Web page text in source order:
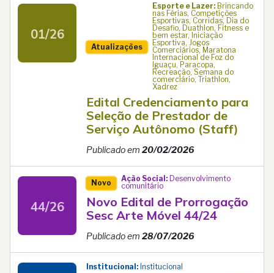
01/26
Atualizações
Esporte e Lazer:Brincando
nas Férias, Competições
Esportivas, Corridas, Dia do
Desafio, Duathlon, Fitness e
bem estar, Iniciação
Esportiva, Jogos
Comerciários, Maratona
Internacional de Foz do
Iguaçu, Paracopa,
Recreação, Semana do
comerciário, Triathlon,
Xadrez
Edital Credenciamento para
Seleção de Prestador de
Serviço Autônomo (Staff)
Publicado em 20/02/2026
44/26
Novo Ação Social:Desenvolvimento
comunitário
Novo Edital de Prorrogação
Sesc Arte Móvel 44/24
Publicado em 28/07/2026
Institucional: Institucional